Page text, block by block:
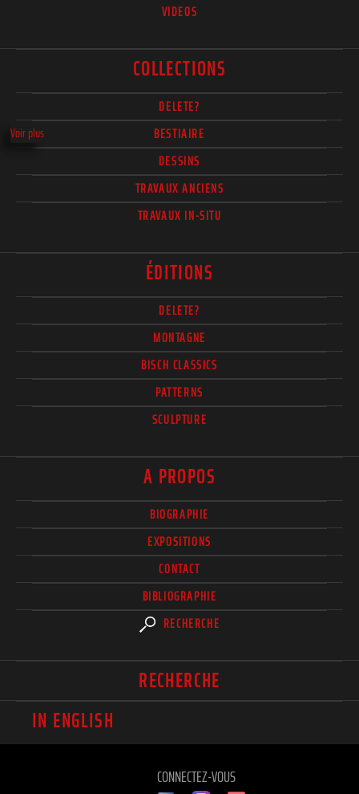
Voir plus
VIDEOS
COLLECTIONS
DELETE?
BESTIAIRE
DESSINS
TRAVAUX ANCIENS
TRAVAUX IN-SITU
ÉDITIONS
DELETE?
MONTAGNE
BISCH CLASSICS
PATTERNS
SCULPTURE
A PROPOS
BIOGRAPHIE
EXPOSITIONS
CONTACT
BIBLIOGRAPHIE
RECHERCHE
RECHERCHE
IN ENGLISH
CONNECTEZ-VOUS